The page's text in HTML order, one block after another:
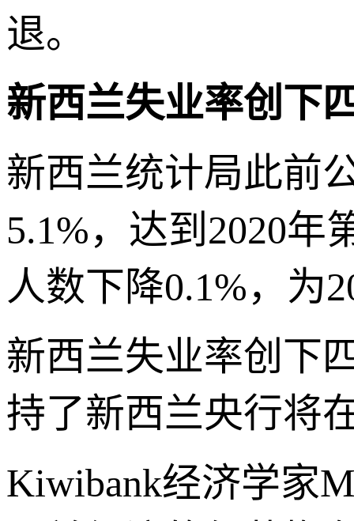
退。
新西兰失业率创下
新西兰统计局此前
5.1%，达到2020
人数下降0.1%，为
新西兰失业率创下
持了新西兰央行将
Kiwibank经济学家